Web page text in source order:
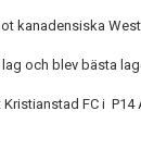
kanadensiska
och blev bästa
FC i P14